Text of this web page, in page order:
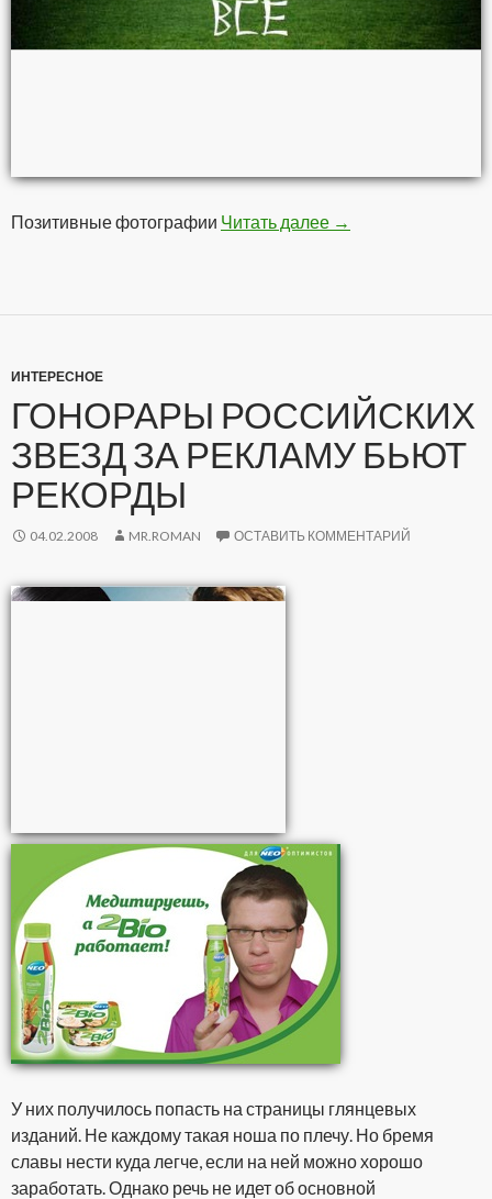
Позитивные фотографии Читать далее Позитивчег
→
ИНТЕРЕСНОЕ
ГОНОРАРЫ РОССИЙСКИХ
ЗВЕЗД ЗА РЕКЛАМУ БЬЮТ
РЕКОРДЫ
04.02.2008 MR.ROMAN ОСТАВИТЬ КОММЕНТАРИЙ
У них получилось попасть на страницы глянцевых
изданий. Не каждому такая ноша по плечу. Но бремя
славы нести куда легче, если на ней можно хорошо
заработать. Однако речь не идет об основной